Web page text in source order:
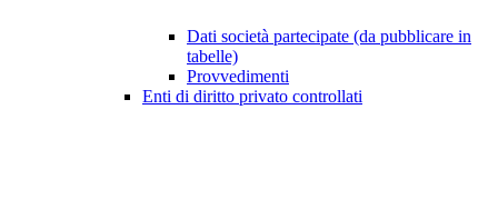
Dati società partecipate (da pubblicare in
tabelle)
Provvedimenti
Enti di diritto privato controllati